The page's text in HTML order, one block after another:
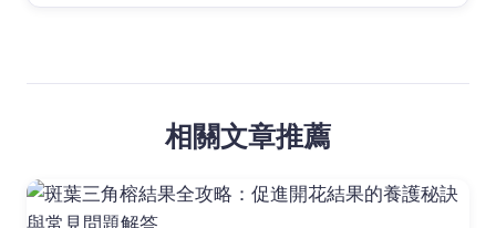
相關文章推薦